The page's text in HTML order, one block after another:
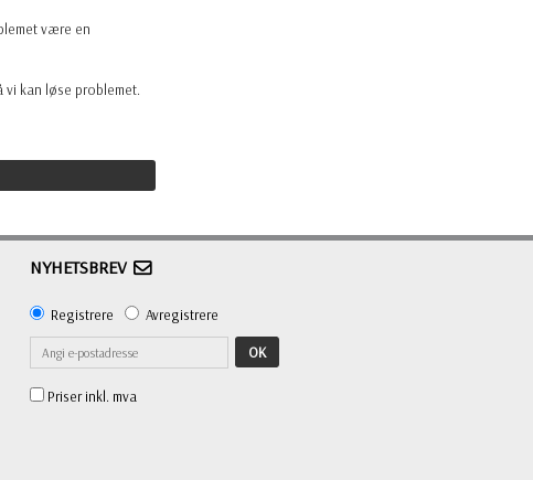
være en
vi kan løse problemet.
NYHETSBREV
Registrere Avregistrere
OK
Priser inkl. mva